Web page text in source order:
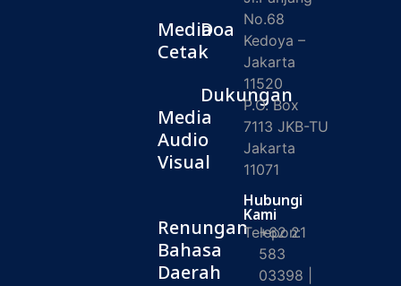
Media
Cetak
Media
Audio
Visual
Renungan
Bahasa
Daerah
Doa
Dukungan
No.68
Kedoya –
Jakarta
11520
P.O. Box
7113 JKB-TU
Jakarta
11071
Hubungi
Kami
Telepon:
+62 21
583
03398 |